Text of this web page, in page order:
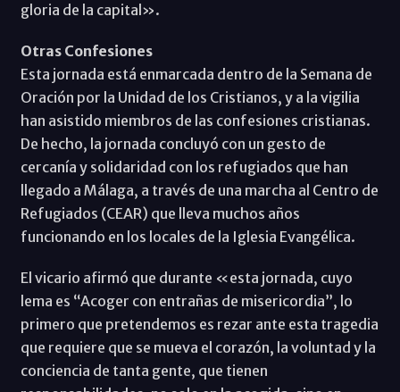
gloria de la capital».
Otras Confesiones
Esta jornada está enmarcada dentro de la Semana de
Oración por la Unidad de los Cristianos, y a la vigilia
han asistido miembros de las confesiones cristianas.
De hecho, la jornada concluyó con un gesto de
cercanía y solidaridad con los refugiados que han
llegado a Málaga, a través de una marcha al Centro de
Refugiados (CEAR) que lleva muchos años
funcionando en los locales de la Iglesia Evangélica.
El vicario afirmó que durante «esta jornada, cuyo
lema es “Acoger con entrañas de misericordia”, lo
primero que pretendemos es rezar ante esta tragedia
que requiere que se mueva el corazón, la voluntad y la
conciencia de tanta gente, que tienen